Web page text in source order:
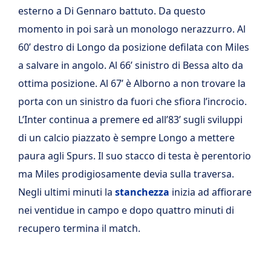
esterno a Di Gennaro battuto. Da questo
momento in poi sarà un monologo nerazzurro. Al
60’ destro di Longo da posizione defilata con Miles
a salvare in angolo. Al 66’ sinistro di Bessa alto da
ottima posizione. Al 67’ è Alborno a non trovare la
porta con un sinistro da fuori che sfiora l’incrocio.
L’Inter continua a premere ed all’83’ sugli sviluppi
di un calcio piazzato è sempre Longo a mettere
paura agli Spurs. Il suo stacco di testa è perentorio
ma Miles prodigiosamente devia sulla traversa.
Negli ultimi minuti la stanchezza inizia ad affiorare
nei ventidue in campo e dopo quattro minuti di
recupero termina il match.